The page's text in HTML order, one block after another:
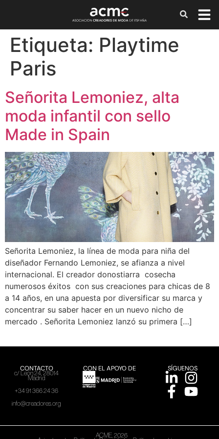
Etiqueta: Playtime
Paris
Señorita Lemoniez, alta
moda infantil con sello
Made in Spain
Señorita Lemoniez, la línea de moda para niña del
diseñador Fernando Lemoniez, se afianza a nivel
internacional. El creador donostiarra cosecha
numerosos éxitos con sus creaciones para chicas de 8
a 14 años, en una apuesta por diversificar su marca y
concentrar su saber hacer en un nuevo nicho de
mercado . Señorita Lemoniez lanzó su primera […]
CONTACTO
c/ León 24, 28014
Madrid
+34 91 366 24 36
info@creadores.org
CON EL APOYO DE SÍGUENOS
ACME, 2026